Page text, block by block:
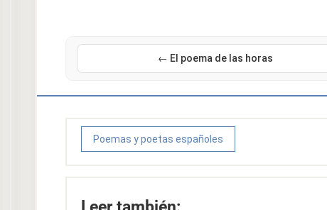
← El poema de las horas
Poemas y poetas españoles